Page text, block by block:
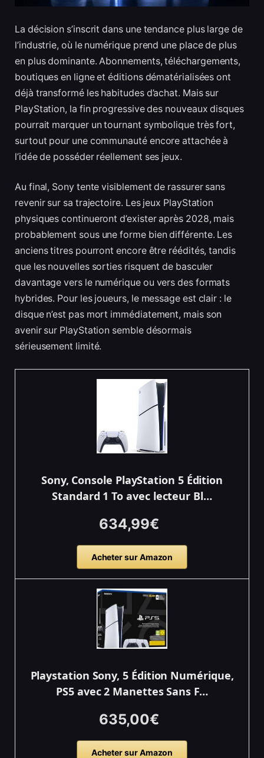
La décision s’inscrit dans une tendance plus large de
l’industrie, où le numérique prend une place de plus
en plus dominante. Abonnements, téléchargements,
boutiques en ligne et éditions dématérialisées ont
déjà transformé les habitudes d’achat. Mais sur
PlayStation, la fin progressive des nouveaux disques
pourrait marquer un tournant symbolique très fort,
surtout pour une communauté encore attachée à
l’idée de posséder réellement ses jeux.
Au final, Sony tente visiblement de rassurer sans
revenir sur sa trajectoire. Les jeux PlayStation
physiques continueront d’exister après 2028, mais
probablement sous une forme bien différente. Les
anciens titres pourront encore être réédités, tandis
que les nouvelles sorties risquent de basculer
davantage vers le numérique ou vers des formats
hybrides. Pour les joueurs, le message est clair : le
disque n’est pas mort immédiatement, mais son
avenir sur PlayStation semble désormais
sérieusement limité.
Sony, Console PlayStation 5 Édition
Standard 1 To avec lecteur Bl…
634,99€
Acheter sur Amazon
Playstation Sony, 5 Édition Numérique,
PS5 avec 2 Manettes Sans F…
635,00€
Acheter sur Amazon